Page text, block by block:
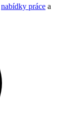
nabídky práce a